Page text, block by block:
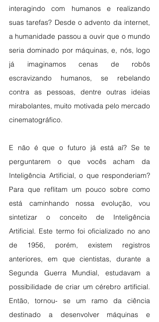
interagindo com humanos e realizando
suas tarefas? Desde o advento da internet,
a humanidade passou a ouvir que o mundo
seria dominado por máquinas, e, nós, logo
já imaginamos cenas de robôs
escravizando humanos, se rebelando
contra as pessoas, dentre outras ideias
mirabolantes, muito motivada pelo mercado
cinematográfico.
E não é que o futuro já está aí? Se te
perguntarem o que vocês acham da
Inteligência Artificial, o que responderiam?
Para que reflitam um pouco sobre como
está caminhando nossa evolução, vou
sintetizar o conceito de Inteligência
Artificial. Este termo foi oficializado no ano
de 1956, porém, existem registros
anteriores, em que cientistas, durante a
Segunda Guerra Mundial, estudavam a
possibilidade de criar um cérebro artificial.
Então, tornou- se um ramo da ciência
destinado a desenvolver máquinas e